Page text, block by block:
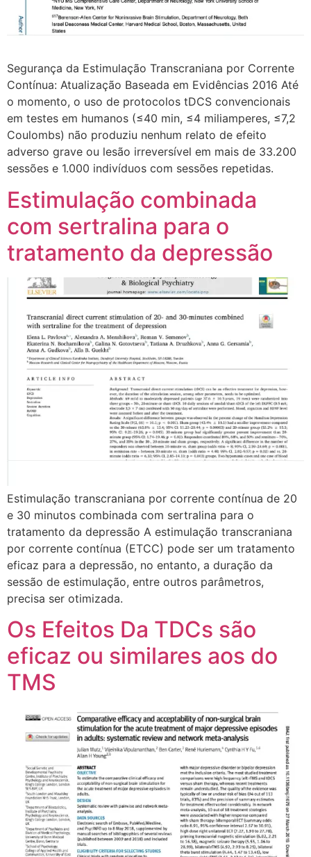
Segurança da Estimulação Transcraniana por Corrente
Contínua: Atualização Baseada em Evidências 2016 Até
o momento, o uso de protocolos tDCS convencionais
em testes em humanos (≤40 min, ≤4 miliamperes, ≤7,2
Coulombs) não produziu nenhum relato de efeito
adverso grave ou lesão irreversível em mais de 33.200
sessões e 1.000 indivíduos com sessões repetidas.
Estimulação combinada
com sertralina para o
tratamento da depressão
Estimulação transcraniana por corrente contínua de 20
e 30 minutos combinada com sertralina para o
tratamento da depressão A estimulação transcraniana
por corrente contínua (ETCC) pode ser um tratamento
eficaz para a depressão, no entanto, a duração da
sessão de estimulação, entre outros parâmetros,
precisa ser otimizada.
Os Efeitos Da TDCs são
eficaz ou similares aos do
TMS